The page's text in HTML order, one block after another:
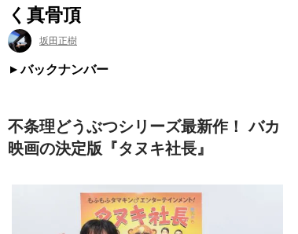
く真骨頂
坂田正樹
バックナンバー
不条理どうぶつシリーズ最新作！ バカ
映画の決定版『タヌキ社長』